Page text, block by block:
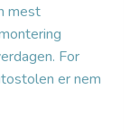
mest
For
er nem